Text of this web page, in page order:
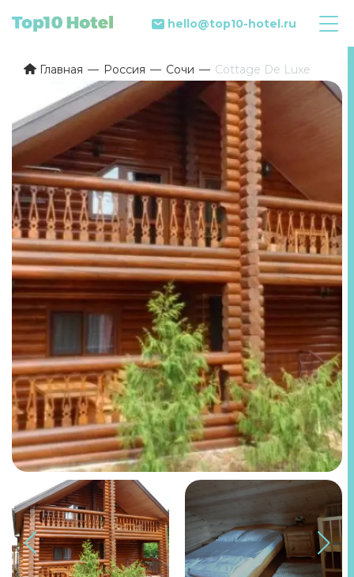
hello@top10-hotel.ru
Главная Россия Сочи Cottage De Luxe